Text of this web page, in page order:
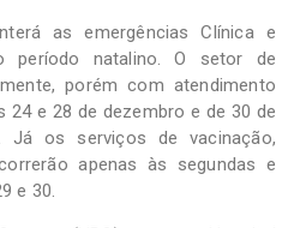
as emergências Clínica e
período natalino. O setor de
porém com atendimento
e 28 de dezembro e de 30 de
Já os serviços de vacinação,
apenas às segundas e
e 30.